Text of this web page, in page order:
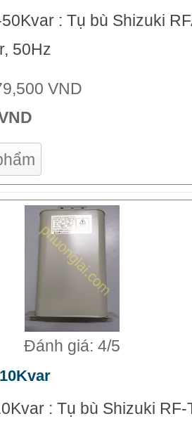
: Tụ bù Shizuki
50Hz
VND
Đánh giá: 4/5
: Tụ bù Shizuki RF-